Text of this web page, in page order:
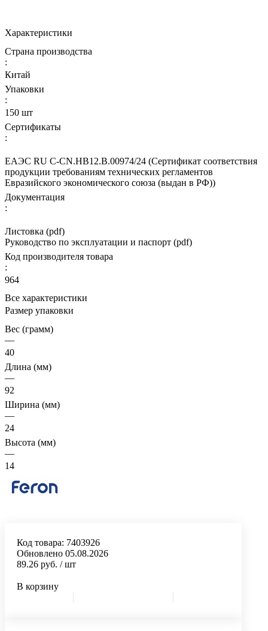
Характеристики
Страна производства
:
Китай
Упаковки
:
150 шт
Сертификаты
:
ЕАЭС RU С-CN.НВ12.В.00974/24 (Сертификат соответствия
продукции требованиям технических регламентов
Евразийского экономического союза (выдан в РФ))
Документация
:
Листовка (pdf)
Руководство по эксплуатации и паспорт (pdf)
Код производителя товара
:
964
Все характеристики
Размер упаковки
Вес (грамм)
—
40
Длина (мм)
—
92
Ширина (мм)
—
24
Высота (мм)
—
14
Код товара: 7403926
Обновлено 05.08.2026
89.26 руб. / шт
В корзину